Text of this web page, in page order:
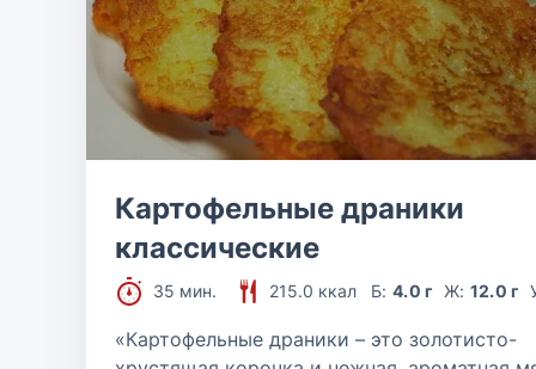
Картофельные драники
классические
35 мин. 215.0 ккал Б: 4.0 г Ж: 12.0 г
«Картофельные драники – это золотисто-